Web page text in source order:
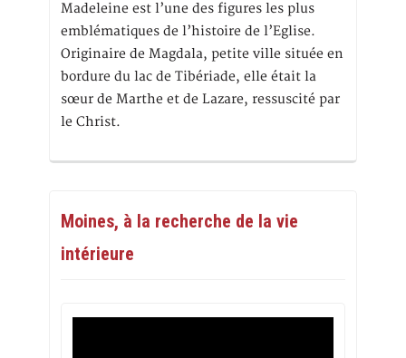
Madeleine est l’une des figures les plus
emblématiques de l’histoire de l’Eglise.
Originaire de Magdala, petite ville située en
bordure du lac de Tibériade, elle était la
sœur de Marthe et de Lazare, ressuscité par
le Christ.
Moines, à la recherche de la vie
intérieure